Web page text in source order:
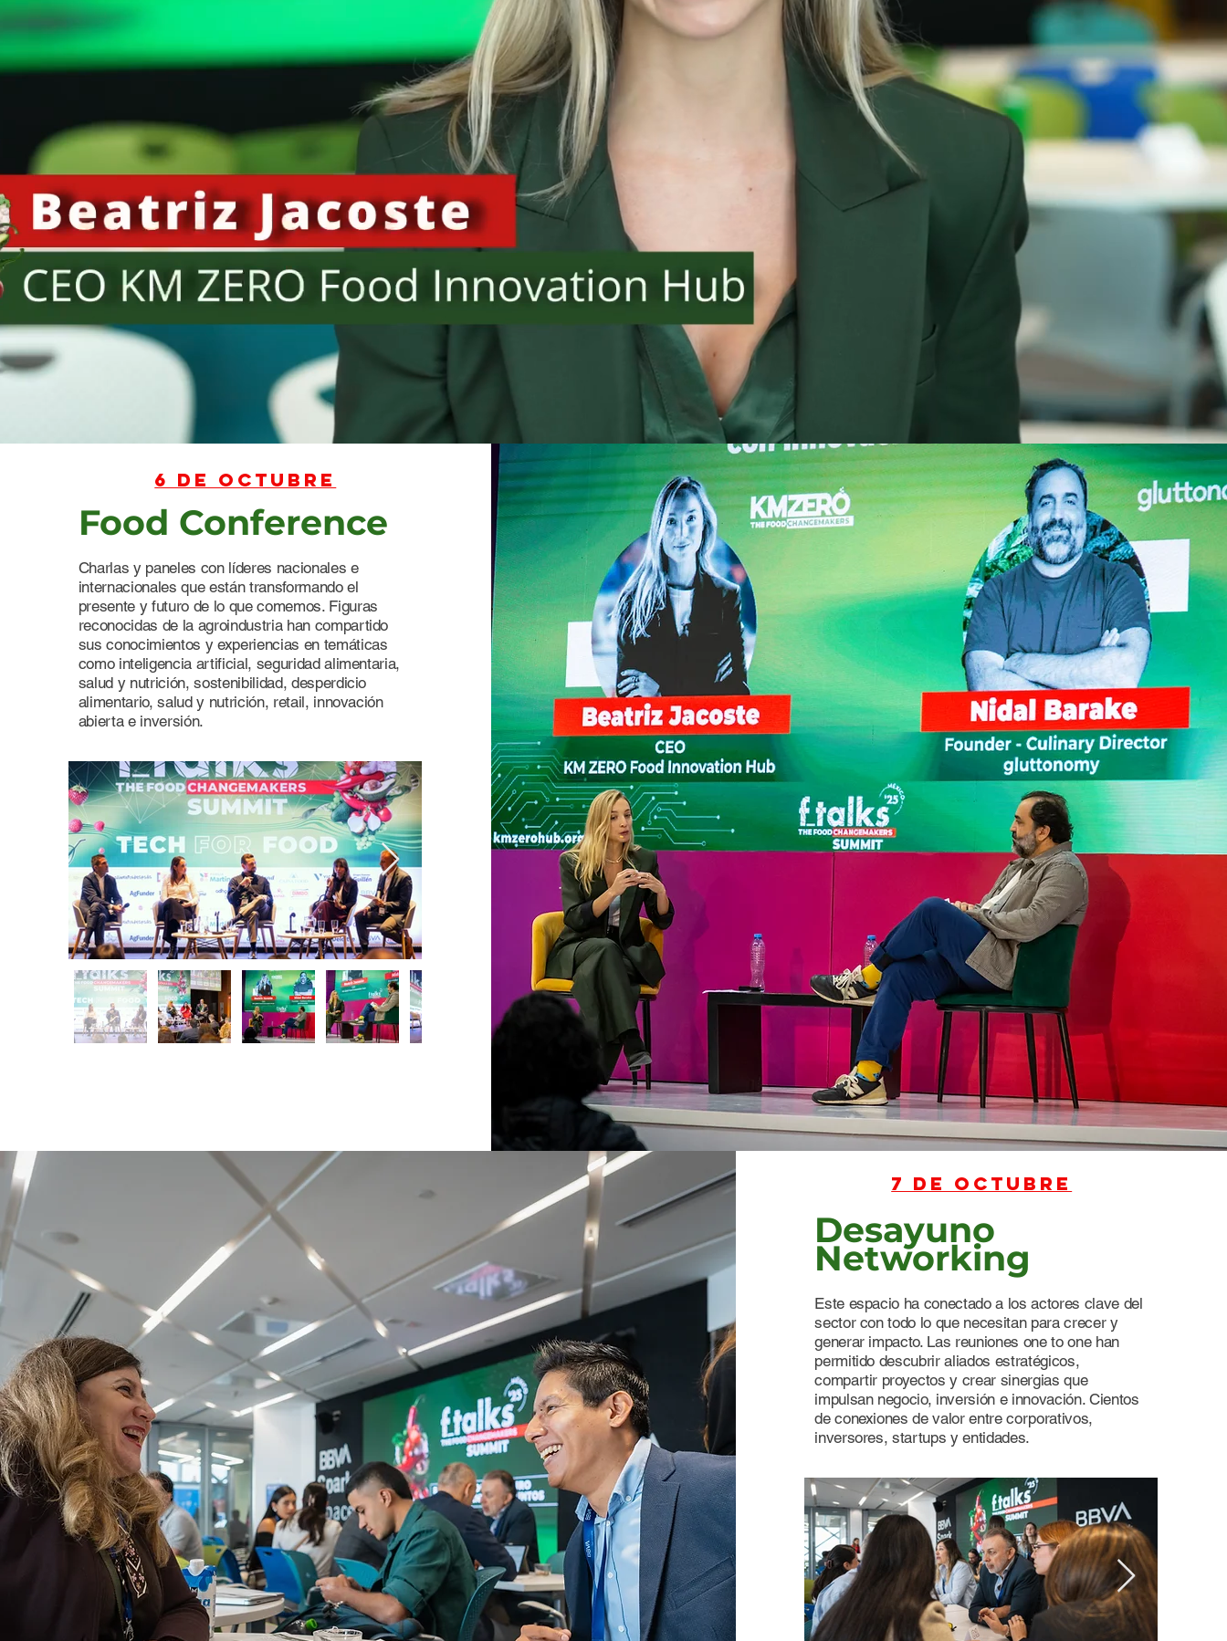
6 de octubre
Food Conference
Charlas y paneles con líderes nacionales e
internacionales que están transformando el
presente y futuro de lo que comemos. Figuras
reconocidas de la agroindustria han compartido
sus conocimientos y experiencias en temáticas
como inteligencia artificial, seguridad alimentaria,
salud y nutrición, sostenibilidad, desperdicio
alimentario, salud y nutrición, retail, innovación
abierta e inversión.
7 de octubre
Desayuno
Networking
Este espacio ha conectado a los actores clave del
sector con todo lo que necesitan para crecer y
generar impacto. Las reuniones one to one han
permitido descubrir aliados estratégicos,
compartir proyectos y crear sinergias que
impulsan negocio, inversión e innovación. Cientos
de conexiones de valor entre corporativos,
inversores, startups y entidades.